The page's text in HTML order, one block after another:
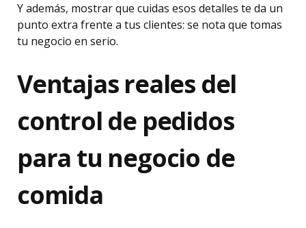
Y además, mostrar que cuidas esos detalles te da un
punto extra frente a tus clientes: se nota que tomas
tu negocio en serio.
Ventajas reales del
control de pedidos
para tu negocio de
comida